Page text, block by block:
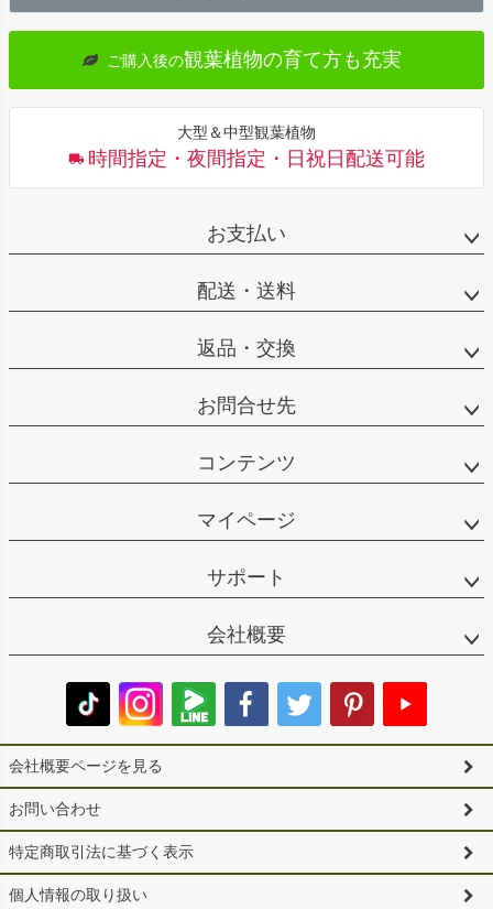
へ
ご購入後の観葉植物の育て方も充実
大型＆中型観葉植物
時間指定・夜間指定・日祝日配送可能
お支払い
配送・送料
返品・交換
お問合せ先
コンテンツ
マイページ
サポート
会社概要
会社概要ページを見る
お問い合わせ
特定商取引法に基づく表示
個人情報の取り扱い